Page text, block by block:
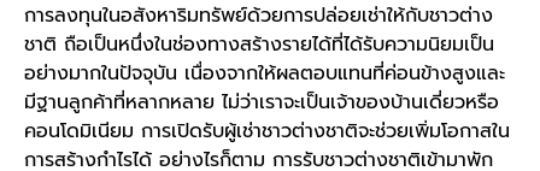
การลงทุนในอสังหาริมทรัพย์ด้วยการปล่อยเช่าให้กับชาวต่าง
ชาติ ถือเป็นหนึ่งในช่องทางสร้างรายได้ที่ได้รับความนิยมเป็น
อย่างมากในปัจจุบัน เนื่องจากให้ผลตอบแทนที่ค่อนข้างสูงและ
มีฐานลูกค้าที่หลากหลาย ไม่ว่าเราจะเป็นเจ้าของบ้านเดี่ยวหรือ
คอนโดมิเนียม การเปิดรับผู้เช่าชาวต่างชาติจะช่วยเพิ่มโอกาสใน
การสร้างกำไรได้ อย่างไรก็ตาม การรับชาวต่างชาติเข้ามาพัก